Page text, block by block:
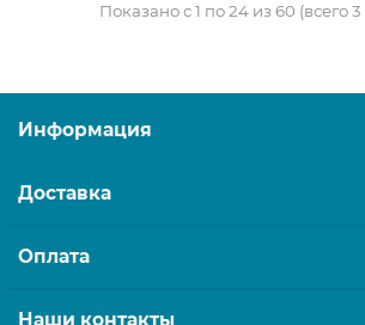
Показано с 1 по 24 из 60 (всего
Информация
Доставка
Оплата
Наши контакты